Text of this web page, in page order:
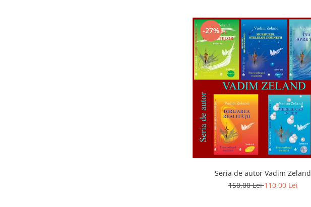
-27%
Seria de autor Vadim Zeland
150,00 Lei110,00 Lei